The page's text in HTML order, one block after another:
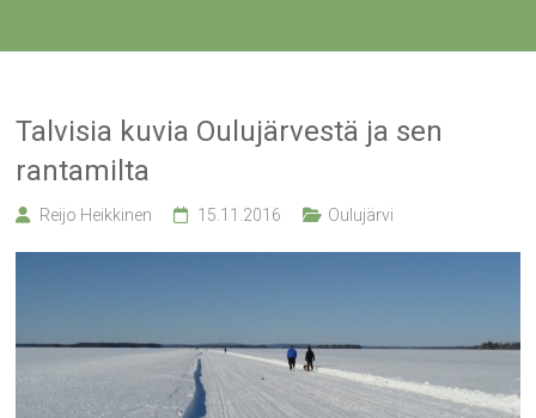
Talvisia kuvia Oulujärvestä ja sen
rantamilta
Reijo Heikkinen 15.11.2016 Oulujärvi